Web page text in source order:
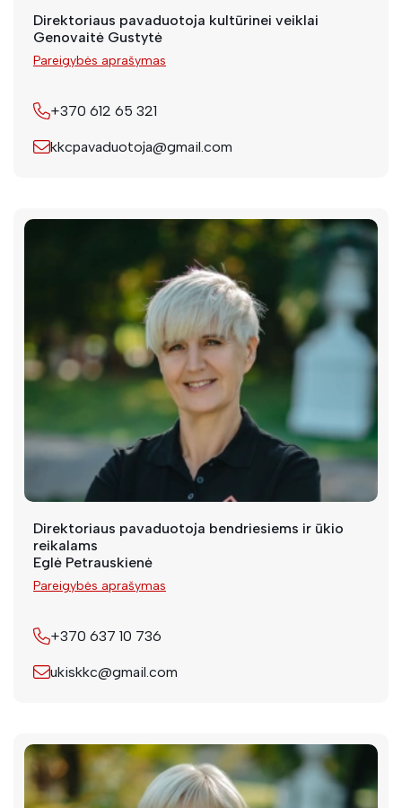
Direktoriaus pavaduotoja kultūrinei veiklai
Genovaitė Gustytė
Pareigybės aprašymas
+370 612 65 321
kkcpavaduotoja@gmail.com
Direktoriaus pavaduotoja bendriesiems ir ūkio
reikalams
Eglė Petrauskienė
Pareigybės aprašymas
+370 637 10 736
ukiskkc@gmail.com